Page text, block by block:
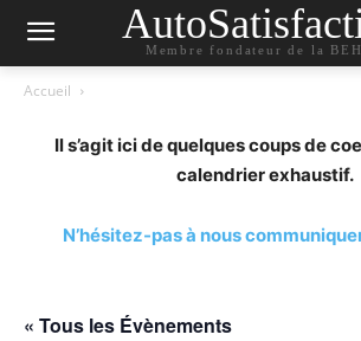
Membre fondateur de la
Accueil
Il s’agit ici de quelques coups de
calendrier exhaustif.
N’hésitez-pas à nous
« Tous les Évènements